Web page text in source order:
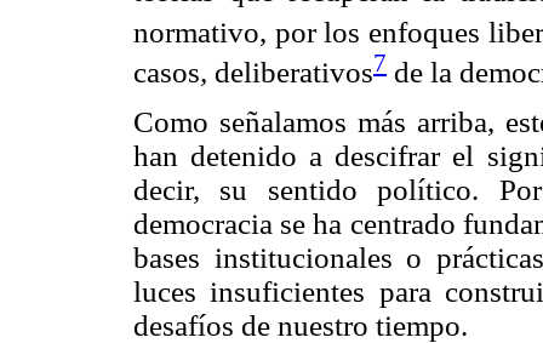
normativo, por los enfoques
casos, deliberativos7 de la
Como señalamos más arriba,
han detenido a descifrar el
decir, su sentido político.
democracia se ha centrado
bases institucionales o
luces insuficientes para
desafíos de nuestro tiempo.